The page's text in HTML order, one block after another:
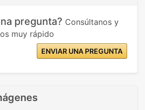
pregunta? Consúltanos y
muy rápido
ENVIAR UNA PREGUNTA